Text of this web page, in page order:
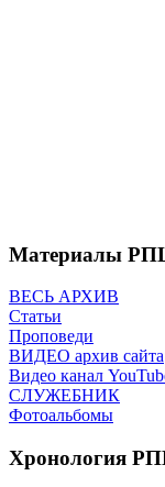
Материалы
ВЕСЬ АРХИВ
Статьи
Проповеди
ВИДЕО архив сайта
Видео канал
СЛУЖЕБНИК
Фотоальбомы
Хронология